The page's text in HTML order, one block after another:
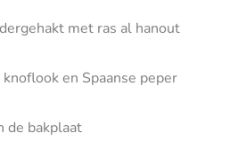
met ras al hanout
en Spaanse peper
de bakplaat